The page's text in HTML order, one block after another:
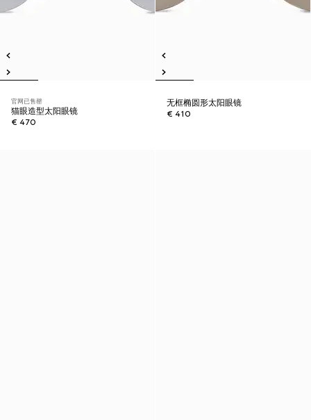
官网已售罄
猫眼造型太阳眼镜
€ 470
无框椭圆形太阳眼镜
€ 410